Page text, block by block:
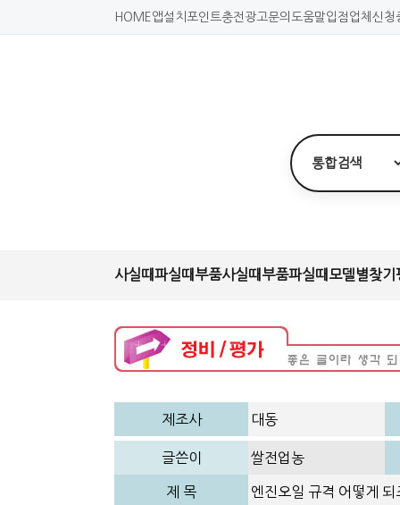
HOME 앱설치 포인트충전 광고문의 도움말입점업체신청
사실때파실때 부품사실때 부품파실때 모델별찾기
제조사 대동
글쓴이 쌀전업농
제 목 엔진오일 규격 어떻게 되